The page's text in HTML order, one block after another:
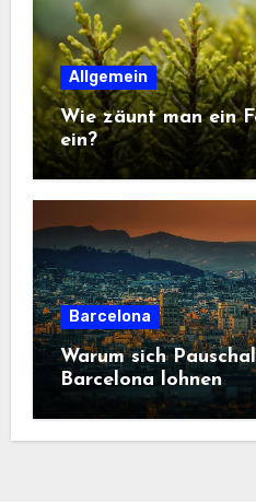
Allgemein
Wie zäunt man ein
ein?
Barcelona
Warum sich
Barcelona lohnen